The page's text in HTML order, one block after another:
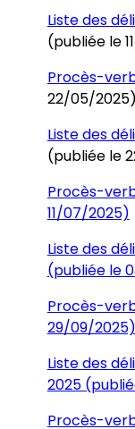
Liste des
(publiée le
Procès-
22/05/2025)
Liste des
(publiée le
Procès-
11/07/2025)
Liste des
(publiée le
Procès-
29/09/2025)
Liste des
2025
Procès-